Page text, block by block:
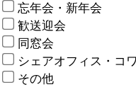
忘年会・新年会
歓送迎会
同窓会
シェアオフィス・コ
その他